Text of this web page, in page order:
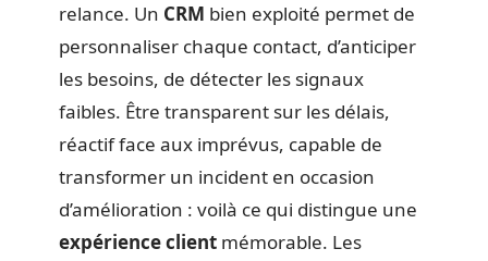
relance. Un CRM bien exploité permet de
personnaliser chaque contact, d’anticiper
les besoins, de détecter les signaux
faibles. Être transparent sur les délais,
réactif face aux imprévus, capable de
transformer un incident en occasion
d’amélioration : voilà ce qui distingue une
expérience client mémorable. Les